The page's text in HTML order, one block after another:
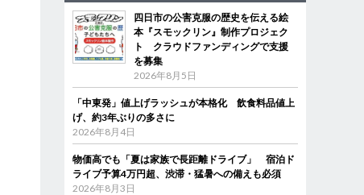
四日市の公害克服の歴史を伝える絵
本『スモックリン』制作プロジェク
ト クラウドファンディングで支援
を募集
2026年8月5日
「中東発」値上げラッシュが本格化 飲食料品値上
げ、約3年ぶりの多さに
2026年8月4日
物価高でも「夏は家族で長距離ドライブ」 宿泊ド
ライブ予算4万円超、渋滞・猛暑への備えも必須
2026年8月3日